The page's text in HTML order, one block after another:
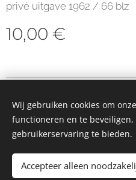
privé uitgave 1962 / 66 blz
10,00 €
Toevoegen
Wij gebruiken cookies om
functioneren en te
gebruikerservaring te bieden.
Accepteer alleen